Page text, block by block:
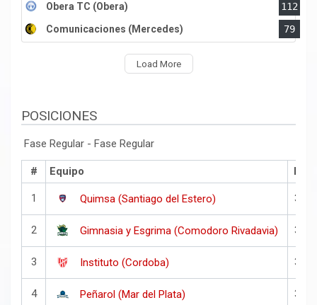
Obera TC (Obera)
112
Comunicaciones (Mercedes)
79
Load More
POSICIONES
Fase Regular - Fase Regular
# Equipo
1 Quimsa (Santiago del Estero) 38
2 Gimnasia y Esgrima (Comodoro Rivadavia) 38
3 Instituto (Cordoba) 38
4 Peñarol (Mar del Plata) 38